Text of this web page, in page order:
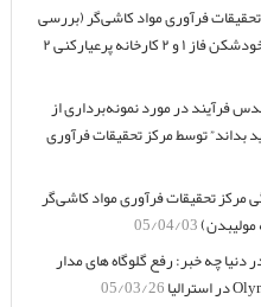
فرآوری مواد کاشی‌گر (بررسی
روند تعویض آسترهای آسیاهای نیمه خودشکن فاز ۱ و ۲ کارخانه پرعیارکنی ۲
فرآیند در مورد نمونه‌برداری از
بداند” توسط مرکز تحقیقات فرآوری
تحقیقات فرآوری مواد کاشی‌گر
مولیبدن)05/04/03
دنیا چه خبر: رفع گلوگاه های مدار
05/03/26